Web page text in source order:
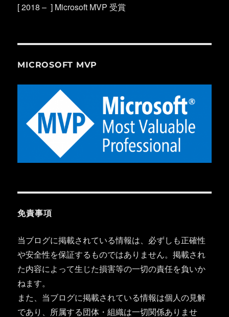
[ 2018 – ] Microsoft MVP 受賞
MICROSOFT MVP
免責事項
当ブログに掲載されている情報は、必ずしも正確性
や安全性を保証するものではありません。掲載され
た内容によって生じた損害等の一切の責任を負いか
ねます。
また、当ブログに掲載されている情報は個人の見解
であり、所属する団体・組織は一切関係ありませ